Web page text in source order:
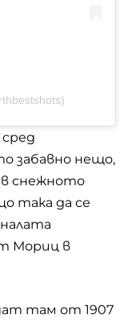
забавно нещо,
снежното
така да се
Мориц в
там от 1907